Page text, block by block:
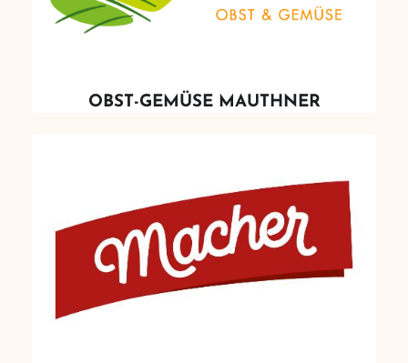
OBST-GEMÜSE MAUTHNER